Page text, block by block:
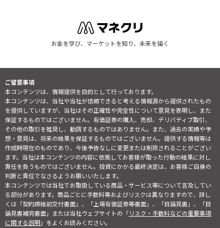
お金を学び、マーケットを知り、未来を描く
ご留意事項
本コンテンツは、情報提供を目的として行っております。
本コンテンツは、当社や当社が信頼できると考える情報源から提供されたもの
を提供していますが、当社はその正確性や完全性について意見を表明し、また
保証するものではございません。有価証券の購入、売却、デリバティブ取引、
その他の取引を推奨し、勧誘するものではありません。また、過去の実績や予
想・意見は、将来の結果を保証するものではございません。提供する情報等は
作成時現在のものであり、今後予告なしに変更または削除されることがござい
ます。当社は本コンテンツの内容に依拠してお客様が取った行動の結果に対し
責任を負うものではございません。投資にかかる最終決定は、お客様ご自身の
判断と責任でなさるようお願いいたします。
本コンテンツでは当社でお取扱している商品・サービス等について言及してい
る部分があります。商品ごとに手数料等およびリスクは異なりますので、詳し
くは「契約締結前交付書面」、「上場有価証券等書面」、「目論見書」、「目
論見書補完書面」または当社ウェブサイトの「リスク・手数料などの重要事項
に関する説明」をよくお読みください。